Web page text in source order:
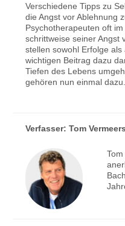
Verschiedene Tipps zu
die Angst vor Ablehnung
Psychotherapeuten oft
schrittweise seiner Angst
stellen sowohl Erfolge
wichtigen Beitrag dazu
Tiefen des Lebens
gehören nun einmal dazu.
Verfasser:Tom